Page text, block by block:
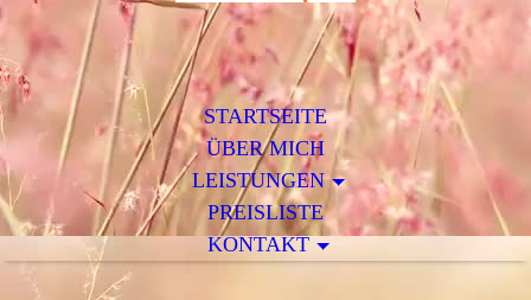
STARTSEITE
ÜBER MICH
LEISTUNGEN
PREISLISTE
KONTAKT